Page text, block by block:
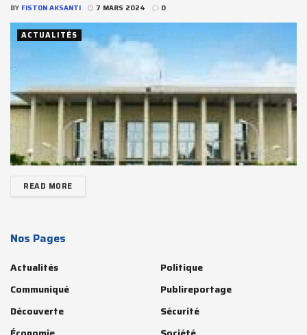
BY FISTON AKSANTI 7 MARS 2024 0
ACTUALITÉS
READ MORE
Nos Pages
Actualités
Communiqué
Découverte
Politique
Publireportage
Sécurité